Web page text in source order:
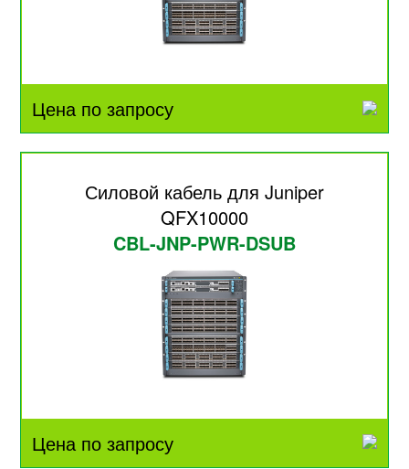
Цена по запросу
Силовой кабель для Juniper
QFX10000
CBL-JNP-PWR-DSUB
Цена по запросу